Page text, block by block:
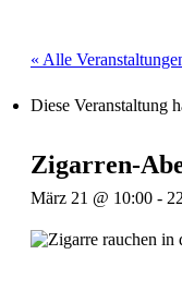
« Alle
Diese Veranstaltung
Zigarren-
März 21 @ 10:00 -